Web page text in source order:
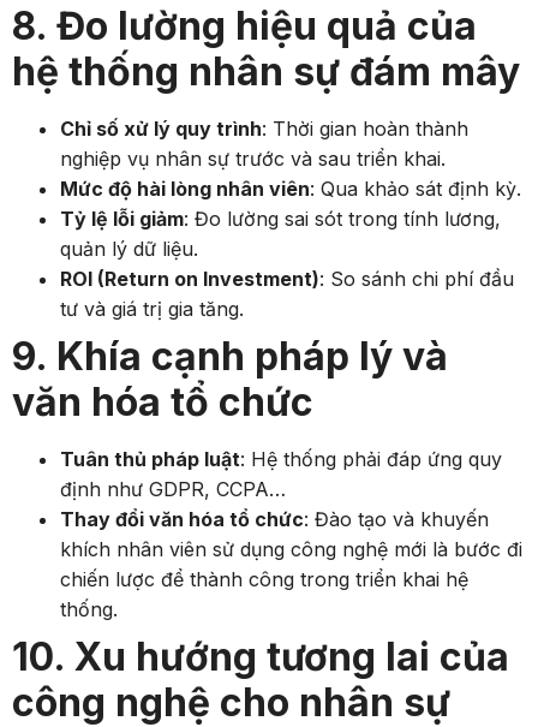
8. Đo lường hiệu quả của
hệ thống nhân sự đám mây
Chỉ số xử lý quy trình: Thời gian hoàn thành
nghiệp vụ nhân sự trước và sau triển khai.
Mức độ hài lòng nhân viên: Qua khảo sát định kỳ.
Tỷ lệ lỗi giảm: Đo lường sai sót trong tính lương,
quản lý dữ liệu.
ROI (Return on Investment): So sánh chi phí đầu
tư và giá trị gia tăng.
9. Khía cạnh pháp lý và
văn hóa tổ chức
Tuân thủ pháp luật: Hệ thống phải đáp ứng quy
định như GDPR, CCPA…
Thay đổi văn hóa tổ chức: Đào tạo và khuyến
khích nhân viên sử dụng công nghệ mới là bước đi
chiến lược để thành công trong triển khai hệ
thống.
10. Xu hướng tương lai của
công nghệ cho nhân sự